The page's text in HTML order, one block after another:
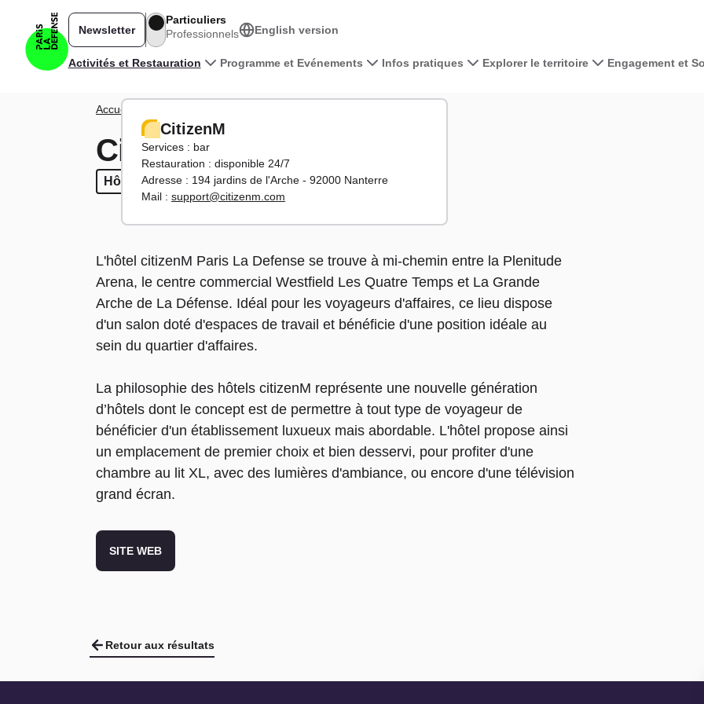
Navigation principale
Activités et Restauration Programme et Evénements Infos pratiques Explorer le territoire Engagement et
Newsletter
Particuliers
Professionnels
English version
Fil d'Ariane
Accueil
CitizenM
Hôtel 4 étoiles Bar
Hôtel 4 étoiles Bar
CitizenM
Services : bar
Restauration : disponible 24/7
Adresse : 194 jardins de l'Arche - 92000 Nanterre
Mail : support@citizenm.com
L'hôtel citizenM Paris La Defense se trouve à mi-chemin entre la Plenitude
Arena, le centre commercial Westfield Les Quatre Temps et La Grande
Arche de La Défense. Idéal pour les voyageurs d'affaires, ce lieu dispose
d'un salon doté d'espaces de travail et bénéficie d'une position idéale au
sein du quartier d'affaires.
La philosophie des hôtels citizenM représente une nouvelle génération
d’hôtels dont le concept est de permettre à tout type de voyageur de
bénéficier d'un établissement luxueux mais abordable. L'hôtel propose ainsi
un emplacement de premier choix et bien desservi, pour profiter d'une
chambre au lit XL, avec des lumières d'ambiance, ou encore d'une télévision
grand écran.
SITE WEB
Retour aux résultats